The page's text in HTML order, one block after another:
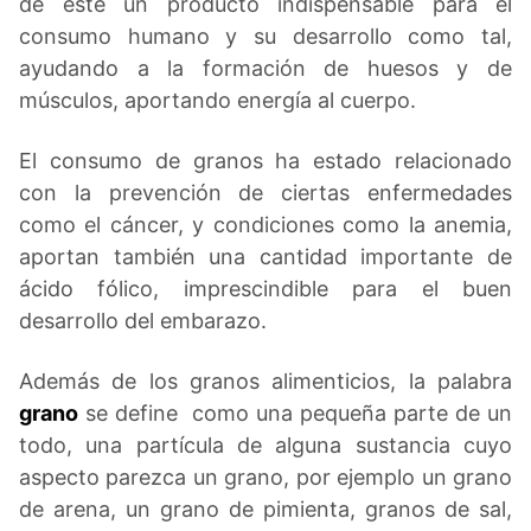
consumo humano y su desarrollo como tal,
ayudando a la formación de huesos y de
músculos, aportando energía al cuerpo.
El consumo de granos ha estado relacionado
con la prevención de ciertas enfermedades
como el cáncer, y condiciones como la anemia,
aportan también una cantidad importante de
ácido fólico, imprescindible para el buen
desarrollo del embarazo.
Además de los granos alimenticios, la palabra
grano se define como una pequeña parte de un
todo, una partícula de alguna sustancia cuyo
aspecto parezca un grano, por ejemplo un grano
de arena, un grano de pimienta, granos de sal,